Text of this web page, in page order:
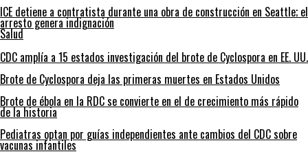
ICE detiene a contratista durante una obra de construcción en Seattle; el
arresto genera indignación
Salud
CDC amplía a 15 estados investigación del brote de Cyclospora en EE. UU.
Brote de Cyclospora deja las primeras muertes en Estados Unidos
Brote de ébola en la RDC se convierte en el de crecimiento más rápido
de la historia
Pediatras optan por guías independientes ante cambios del CDC sobre
vacunas infantiles